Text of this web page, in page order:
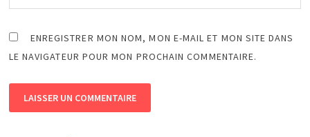
ENREGISTRER MON NOM, MON E-MAIL ET MON SITE DANS
LE NAVIGATEUR POUR MON PROCHAIN COMMENTAIRE.